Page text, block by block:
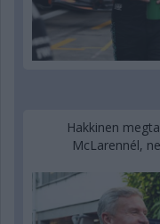
Hakkinen
McLarennél,